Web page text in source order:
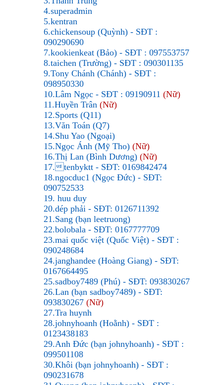
4.superadmin
5.kentran
6.chickensoup (Quỳnh) - SĐT :
090290690
7.kookienkeat (Bảo) - SĐT : 097553757
8.taichen (Trường) - SĐT : 090301135
9.Tony Chánh (Chánh) - SĐT :
098950330
10.Lâm Ngọc - SĐT : 09190911 (Nữ)
11.Huyền Trân (Nữ)
12.Sports (Q11)
13.Văn Toán (Q7)
14.Shu Yao (Ngoại)
15.Ngọc Ánh (Mỹ Tho) (Nữ)
16.Thị Lan (Bình Dương) (Nữ)
17.tenbyktt - SĐT: 0169842474
18.ngocduc1 (Ngọc Đức) - SĐT:
090752533
19. huu duy
20.dép phải - SĐT: 0126711392
21.Sang (bạn leetruong)
22.bolobala - SĐT: 0167777709
23.mai quốc việt (Quốc Việt) - SĐT :
090248684
24.janghandee (Hoàng Giang) - SĐT:
0167664495
25.sadboy7489 (Phú) - SĐT: 093830267
26.Lan (bạn sadboy7489) - SĐT:
093830267 (Nữ)
27.Tra huynh
28.johnyhoanh (Hoằnh) - SĐT :
0123438183
29.Anh Đức (bạn johnyhoanh) - SĐT :
099501108
30.Khôi (bạn johnyhoanh) - SĐT :
090231678